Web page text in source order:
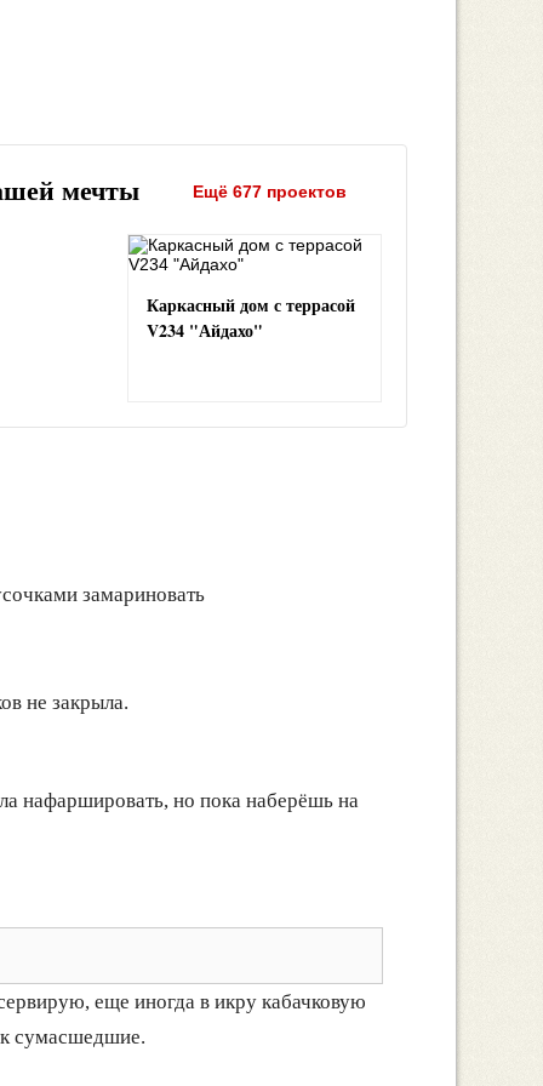
мечты Ещё 677 проектов
Каркасный дом с террасой
V234 "Айдахо"
замариновать
не закрыла.
нафаршировать, но пока наберёшь на
еще иногда в икру кабачковую
сумасшедшие.